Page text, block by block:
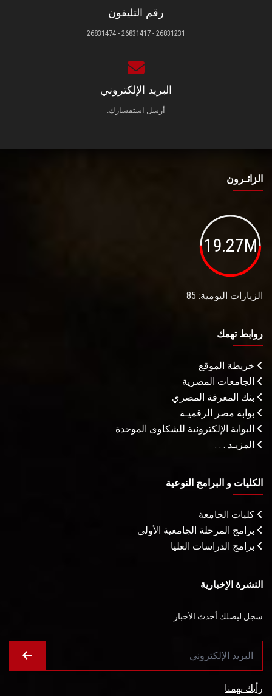
رقم التليفون
26831231 - 26831417 - 26831474
البريد الإلكتروني
أرسل استفسارك.
الزائـرون
19.27M
الزيارات اليومية: 85
روابط تهمك
خريطة الموقع
الجامعات المصرية
بنك المعرفة المصري
بوابة مصر الرقميـة
البوابة الإلكترونية للشكاوى الموحدة
المزيـد . . .
الكليات و البرامج النوعية
كليات الجامعة
برامج المرحلة الجامعية الأولى
برامج الدراسات العليا
النشرة الإخبارية
سجل ليصلك أحدث الأخبار
رأيك يهمنا